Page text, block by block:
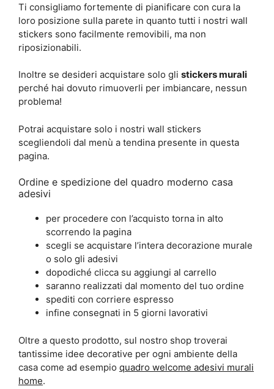
Ti consigliamo fortemente di pianificare con cura la
loro posizione sulla parete in quanto tutti i nostri wall
stickers sono facilmente removibili, ma non
riposizionabili.
Inoltre se desideri acquistare solo gli stickers murali
perché hai dovuto rimuoverli per imbiancare, nessun
problema!
Potrai acquistare solo i nostri wall stickers
scegliendoli dal menù a tendina presente in questa
pagina.
Ordine e spedizione del quadro moderno casa
adesivi
per procedere con l’acquisto torna in alto
scorrendo la pagina
scegli se acquistare l’intera decorazione murale
o solo gli adesivi
dopodiché clicca su aggiungi al carrello
saranno realizzati dal momento del tuo ordine
spediti con corriere espresso
infine consegnati in 5 giorni lavorativi
Oltre a questo prodotto, sul nostro shop troverai
tantissime idee decorative per ogni ambiente della
casa come ad esempio quadro welcome adesivi murali
home.